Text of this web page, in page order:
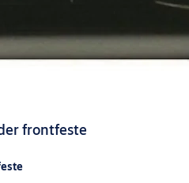
frontfeste